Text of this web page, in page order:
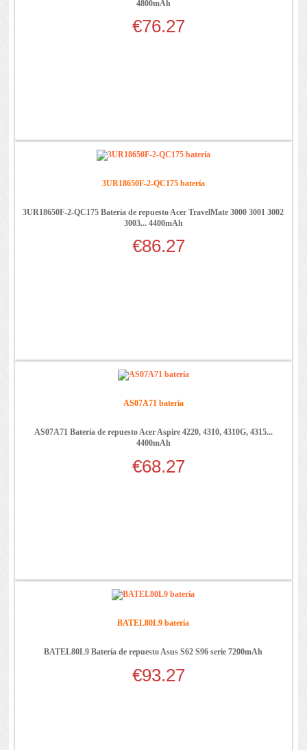
4800mAh
€76.27
3UR18650F-2-QC175 batería
3UR18650F-2-QC175 Batería de repuesto Acer TravelMate 3000 3001 3002
3003... 4400mAh
€86.27
AS07A71 batería
AS07A71 Batería de repuesto Acer Aspire 4220, 4310, 4310G, 4315...
4400mAh
€68.27
BATEL80L9 batería
BATEL80L9 Batería de repuesto Asus S62 S96 serie 7200mAh
€93.27